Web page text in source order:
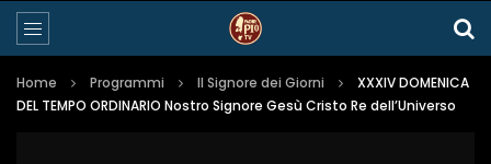
Home Programmi Il Signore dei Giorni
XXXIV DOMENICA
DEL TEMPO ORDINARIO Nostro Signore Gesù Cristo Re dell’Universo